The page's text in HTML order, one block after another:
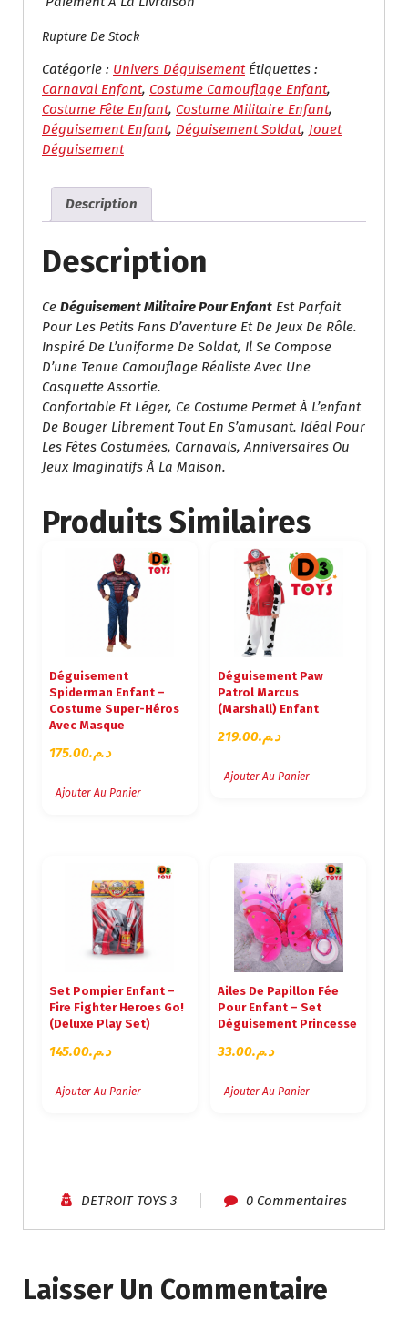
Rupture De Stock
Catégorie : Univers Déguisement Étiquettes :
Carnaval Enfant, Costume Camouflage Enfant,
Costume Fête Enfant, Costume Militaire Enfant,
Déguisement Enfant, Déguisement Soldat, Jouet
Déguisement
Description
Description
Ce Déguisement Militaire Pour Enfant Est Parfait
Pour Les Petits Fans D’aventure Et De Jeux De Rôle.
Inspiré De L’uniforme De Soldat, Il Se Compose
D’une Tenue Camouflage Réaliste Avec Une
Casquette Assortie.
Confortable Et Léger, Ce Costume Permet À L’enfant
De Bouger Librement Tout En S’amusant. Idéal Pour
Les Fêtes Costumées, Carnavals, Anniversaires Ou
Jeux Imaginatifs À La Maison.
Produits Similaires
Déguisement
Spiderman Enfant –
Costume Super-Héros
Avec Masque
د.م.175.00
Ajouter Au Panier
Déguisement Paw
Patrol Marcus
(Marshall) Enfant
د.م.219.00
Ajouter Au Panier
Set Pompier Enfant –
Fire Fighter Heroes Go!
(Deluxe Play Set)
د.م.145.00
Ajouter Au Panier
Ailes De Papillon Fée
Pour Enfant – Set
Déguisement Princesse
د.م.33.00
Ajouter Au Panier
DETROIT TOYS 3 0 Commentaires
Laisser Un Commentaire